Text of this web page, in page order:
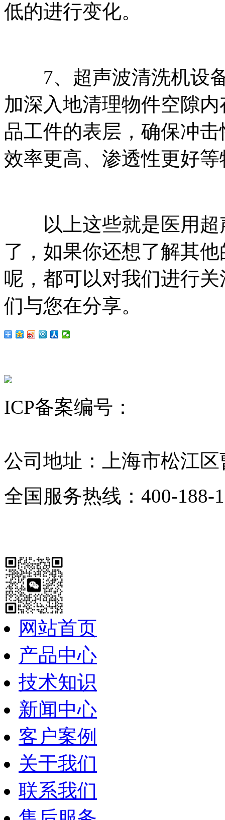
低的进行变化。
7、超声波清洗机设备
加深入地清理物件空隙
品工件的表层，确保冲
效率更高、渗透性更好等
以上这些就是医用超
了，如果你还想了解其
呢，都可以对我们进行
们与您在分享。
ICP备案编号：
公司地址：上海市松江区
全国服务热线：400-188-
网站首页
产品中心
技术知识
新闻中心
客户案例
关于我们
联系我们